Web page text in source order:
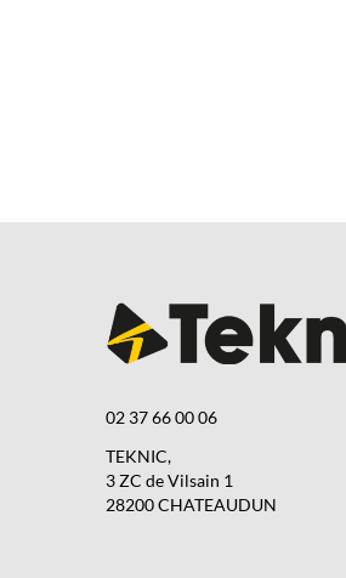
02 37 66 00 06
TEKNIC,
3 ZC de Vilsain 1
28200 CHATEAUDUN